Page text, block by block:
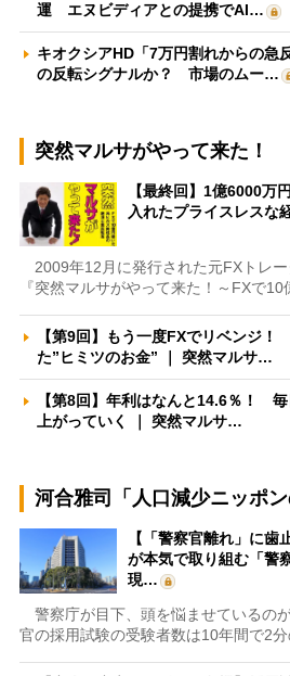
運 エヌビディアとの提携でAI…
キオクシアHD「7万円割れからの急
の反転シグナルか？ 市場のムー…
突然マルサがやって来た！
【最終回】1億6000万
入れたプライスレスな
2009年12月に発行された元FXトレ
『突然マルサがやって来た！～FXで
【第9回】もう一度FXでリベンジ
た”ヒミツのお金” ｜ 突然マルサ…
【第8回】年利はなんと14.6％！
上がっていく ｜ 突然マルサ…
河合雅司「人口減少ニッポン
【「警察官離れ」に歯
が本気で取り組む「
現…
警察庁が目下、頭を悩ませているの
官の採用試験の受験者数は10年間で2